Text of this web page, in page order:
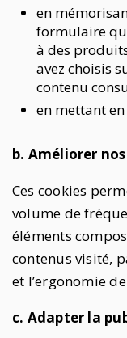
en
formulaire
à des
avez choisis
contenu
en mettant
b. Améliorer
Ces cookies
volume de
éléments
contenus visité,
et l’ergonomie
c. Adapter la